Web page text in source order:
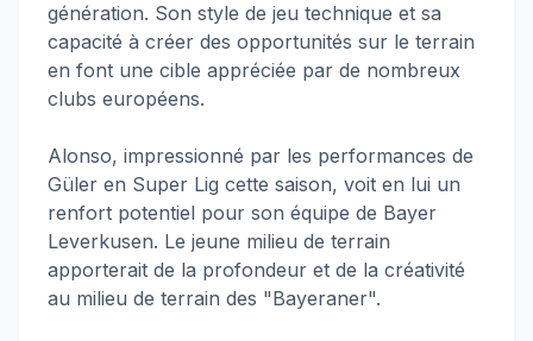
génération. Son style de jeu technique et sa
capacité à créer des opportunités sur le terrain
en font une cible appréciée par de nombreux
clubs européens.
Alonso, impressionné par les performances de
Güler en Super Lig cette saison, voit en lui un
renfort potentiel pour son équipe de Bayer
Leverkusen. Le jeune milieu de terrain
apporterait de la profondeur et de la créativité
au milieu de terrain des "Bayeraner".